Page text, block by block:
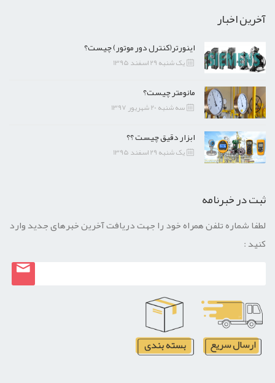
آخرین اخبار
اینورتر(کنترل دور موتور) چیست؟
یک شنبه 29 اسفند 1395
مانومتر چیست؟
سه شنبه 20 شهریور 1397
ابزار دقیق چیست ؟؟
یک شنبه 29 اسفند 1395
ثبت در خبرنامه
لطفا شماره تلفن همراه خود را جهت دریافت آخرین خبرهای جدید وارد
کنید :